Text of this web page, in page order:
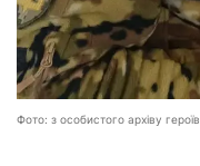
Фото: з особистого архіву героїв